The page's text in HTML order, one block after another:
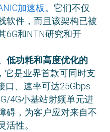
加速板。它们不仅
软件，而且该架构已被
6G和NTN研究和开
低功耗和高度优化的
，它是业界首款可同时支
口、速率可达25Gbps
4G小基站射频单元进
碍，为客户应对来自不
活性。